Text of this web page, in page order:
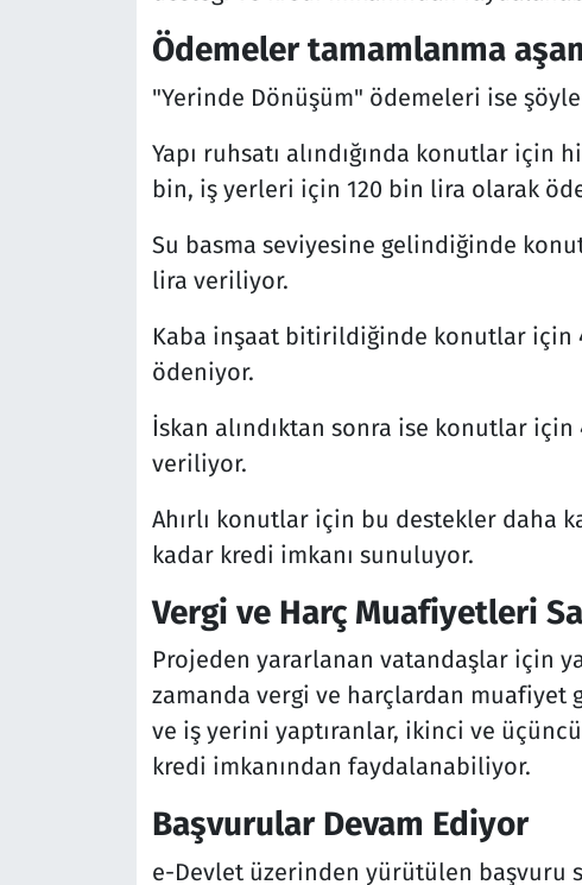
Ödemeler tamamlanma
"Yerinde Dönüşüm" ödemeleri ise
Yapı ruhsatı alındığında konutlar
bin, iş yerleri için 120 bin lira olarak
Su basma seviyesine gelindiğinde
lira veriliyor.
Kaba inşaat bitirildiğinde konutlar için
ödeniyor.
İskan alındıktan sonra ise konutlar
veriliyor.
Ahırlı konutlar için bu destekler daha
kadar kredi imkanı sunuluyor.
Vergi ve Harç Muafiyetleri
Projeden yararlanan vatandaşlar için
zamanda vergi ve harçlardan
ve iş yerini yaptıranlar, ikinci ve
kredi imkanından faydalanabiliyor.
Başvurular Devam Ediyor
e-Devlet üzerinden yürütülen başvuru